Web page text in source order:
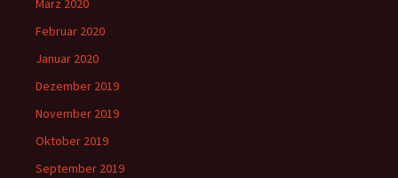
März 2020
Februar 2020
Januar 2020
Dezember 2019
November 2019
Oktober 2019
September 2019